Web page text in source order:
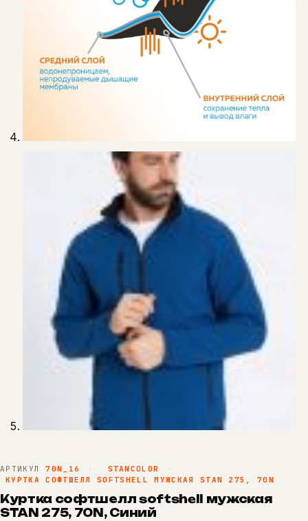
АРТИКУЛ 70N_16 · STANCOLOR
·
КУРТКА СОФТШЕЛЛ SOFTSHELL МУЖСКАЯ STAN 275, 70N
Куртка софтшелл softshell мужская
STAN 275, 70N, Синий